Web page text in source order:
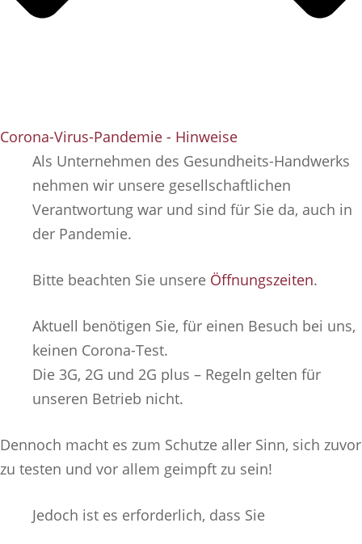
Corona-Virus-Pandemie​ - Hinweise
Als Unternehmen des Gesundheits-Handwerks
nehmen wir unsere gesellschaftlichen
Verantwortung war und sind für Sie da, auch in
der Pandemie.
Bitte beachten Sie unsere Öffnungszeiten.
Aktuell benötigen Sie, für einen Besuch bei uns,
keinen Corona-Test.
Die 3G, 2G und 2G plus – Regeln gelten für
unseren Betrieb nicht.
Dennoch macht es zum Schutze aller Sinn, sich zuvor
zu testen und vor allem geimpft zu sein!
Jedoch ist es erforderlich, dass Sie